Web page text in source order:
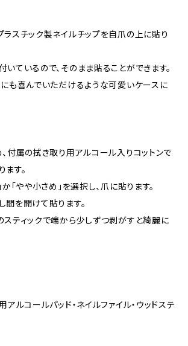
ラスチック製ネイルチップを自爪の上に貼り
ているので、そのまま貼ることができます。
にも喜んでいただけるような可愛いケースに
付属の拭き取り用アルコール入りコットンで
す。
か「やや小さめ」を選択し、爪に貼ります。
間を開けて貼ります。
スティックで端から少しずつ剥がすと綺麗に
アルコールパッド・ネイルファイル・ウッドステ